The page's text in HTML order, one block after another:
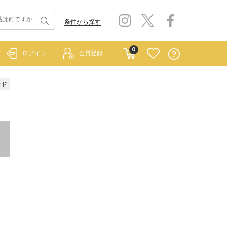
条件から探す
0
ログイン 会員登録